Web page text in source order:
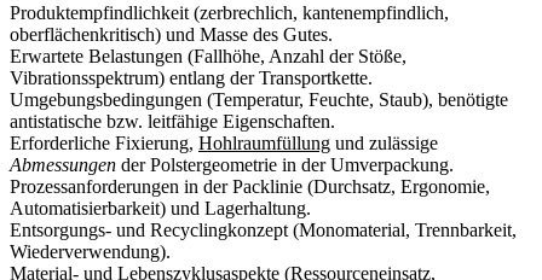
Produktempfindlichkeit (zerbrechlich, kantenempfindlich,
oberflächenkritisch) und Masse des Gutes.
Erwartete Belastungen (Fallhöhe, Anzahl der Stöße,
Vibrationsspektrum) entlang der Transportkette.
Umgebungsbedingungen (Temperatur, Feuchte, Staub), benötigte
antistatische bzw. leitfähige Eigenschaften.
Erforderliche Fixierung, Hohlraumfüllung und zulässige
Abmessungen der Polstergeometrie in der Umverpackung.
Prozessanforderungen in der Packlinie (Durchsatz, Ergonomie,
Automatisierbarkeit) und Lagerhaltung.
Entsorgungs- und Recyclingkonzept (Monomaterial, Trennbarkeit,
Wiederverwendung).
Material- und Lebenszyklusaspekte (Ressourceneinsatz,